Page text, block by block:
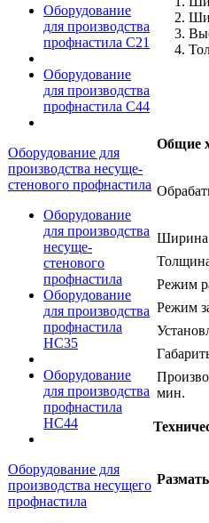
Оборудование
для производства
профнастила С21
Оборудование
для производства
профнастила С44
Оборудование для
производства несуще-
стенового профнастила
Оборудование
для производства
несуще-
стенового
профнастила
Оборудование
для производства
профнастила
НС35
Оборудование
для производства
профнастила
НС44
Оборудование для
производства несущего
профнастила
Общие
Ширина
Режим
Режим
мин.